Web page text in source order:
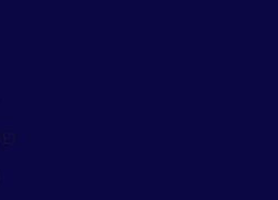
Îles Malouines (FKP £)